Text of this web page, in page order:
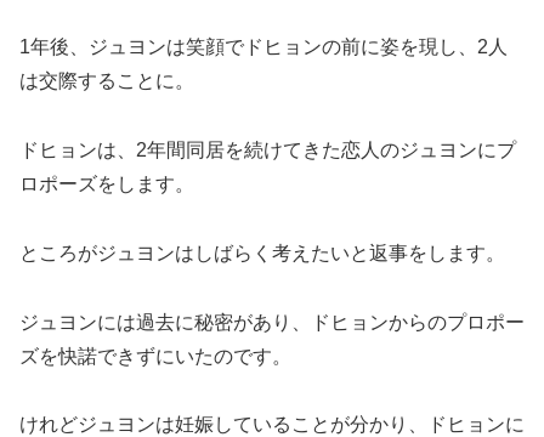
1年後、ジュヨンは笑顔でドヒョンの前に姿を現し、2人
は交際することに。
ドヒョンは、2年間同居を続けてきた恋人のジュヨンにプ
ロポーズをします。
ところがジュヨンはしばらく考えたいと返事をします。
ジュヨンには過去に秘密があり、ドヒョンからのプロポー
ズを快諾できずにいたのです。
けれどジュヨンは妊娠していることが分かり、ドヒョンに